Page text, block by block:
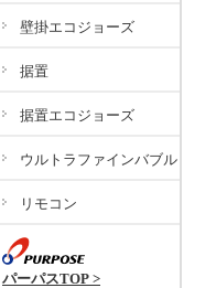
壁掛エコジョーズ
据置
据置エコジョーズ
ウルトラファインバブル
リモコン
パーパスTOP >